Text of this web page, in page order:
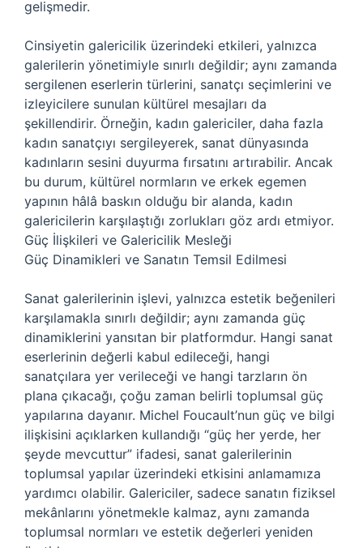
gelişmedir.
Cinsiyetin galericilik üzerindeki etkileri, yalnızca
galerilerin yönetimiyle sınırlı değildir; aynı zamanda
sergilenen eserlerin türlerini, sanatçı seçimlerini ve
izleyicilere sunulan kültürel mesajları da
şekillendirir. Örneğin, kadın galericiler, daha fazla
kadın sanatçıyı sergileyerek, sanat dünyasında
kadınların sesini duyurma fırsatını artırabilir. Ancak
bu durum, kültürel normların ve erkek egemen
yapının hâlâ baskın olduğu bir alanda, kadın
galericilerin karşılaştığı zorlukları göz ardı etmiyor.
Güç İlişkileri ve Galericilik Mesleği
Güç Dinamikleri ve Sanatın Temsil Edilmesi
Sanat galerilerinin işlevi, yalnızca estetik beğenileri
karşılamakla sınırlı değildir; aynı zamanda güç
dinamiklerini yansıtan bir platformdur. Hangi sanat
eserlerinin değerli kabul edileceği, hangi
sanatçılara yer verileceği ve hangi tarzların ön
plana çıkacağı, çoğu zaman belirli toplumsal güç
yapılarına dayanır. Michel Foucault’nun güç ve bilgi
ilişkisini açıklarken kullandığı “güç her yerde, her
şeyde mevcuttur” ifadesi, sanat galerilerinin
toplumsal yapılar üzerindeki etkisini anlamamıza
yardımcı olabilir. Galericiler, sadece sanatın fiziksel
mekânlarını yönetmekle kalmaz, aynı zamanda
toplumsal normları ve estetik değerleri yeniden